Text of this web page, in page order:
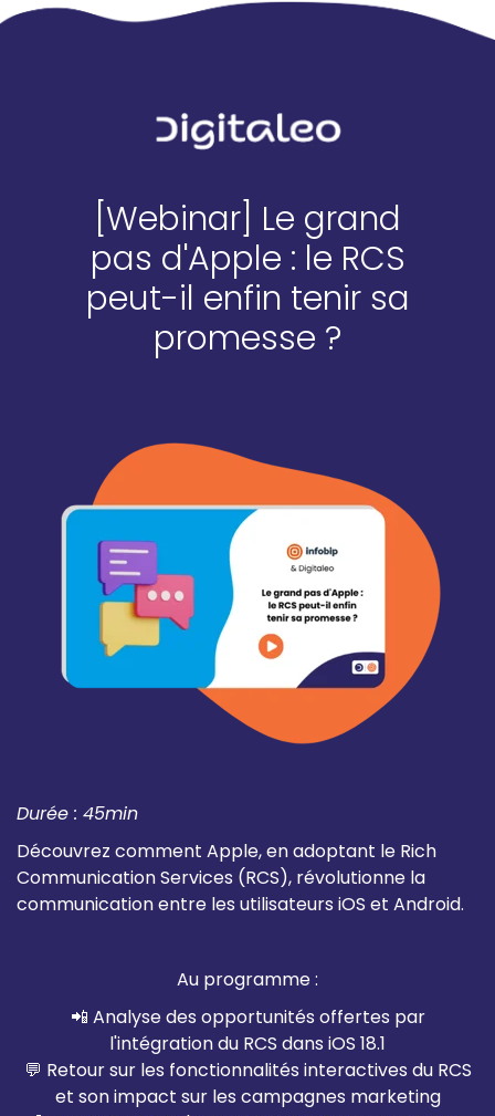
[Webinar] Le grand
pas d'Apple : le RCS
peut-il enfin tenir sa
promesse ?
Durée : 45min
Découvrez comment Apple, en adoptant le Rich
Communication Services (RCS), révolutionne la
communication entre les utilisateurs iOS et Android.
Au programme :
📲 Analyse des opportunités offertes par
l'intégration du RCS dans iOS 18.1
💬 Retour sur les fonctionnalités interactives du RCS
et son impact sur les campagnes marketing